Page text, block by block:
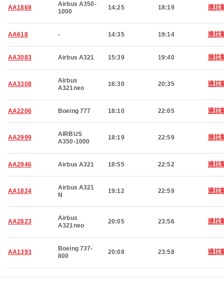
AA1868
Airbus A350-
1000
14:25 18:19 達拉
AA618 - 14:35 19:14 達拉
AA3083 Airbus A321 15:39 19:40 達拉
AA3308
Airbus
A321neo
16:30 20:35 達拉
AA2206 Boeing 777 18:10 22:05 達拉
AA2999
AIRBUS
A350-1000
18:19 22:59 達拉
AA2946 Airbus A321 18:55 22:52 達拉
AA1824
Airbus A321
N
19:12 22:59 達拉
AA2823
Airbus
A321neo
20:05 23:56 達拉
AA1393
Boeing 737-
800
20:08 23:58 達拉